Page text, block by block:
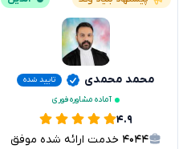
محمد محمدی
تایید شده
آماده مشاوره فوری
۴.۹
۴۰۴۴ خدمت ارائه شده موفق